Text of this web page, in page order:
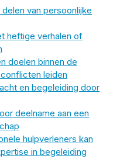
van persoonlijke
heftige verhalen of
doelen binnen de
leiden
en begeleiding door
deelname aan een
hulpverleners kan
in begeleiding